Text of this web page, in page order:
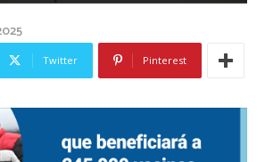
Twitter Pinterest